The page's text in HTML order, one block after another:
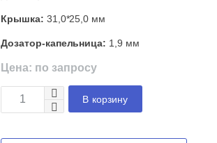
Крышка: 31,0*25,0 мм
Дозатор-капельница: 1,9 мм
Цена: по запросу
В корзину